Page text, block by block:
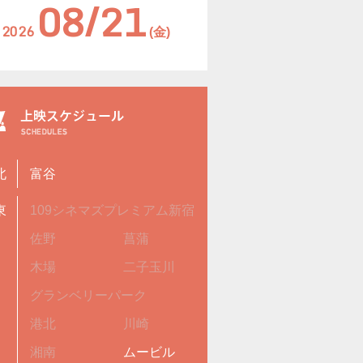
2026 08/21 (金)
富谷
109シネマズプレミアム新宿
佐野 菖蒲
木場 二子玉川
グランベリーパーク
港北 川崎
湘南 ムービル